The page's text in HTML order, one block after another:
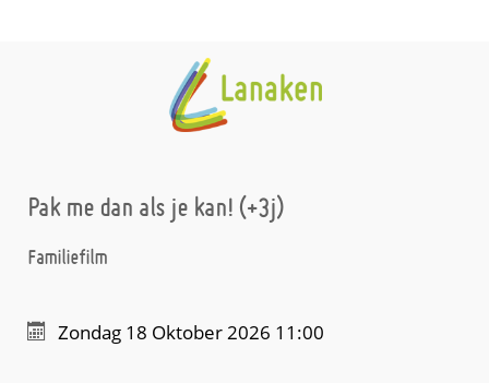
Pak me dan als je kan! (+3j)
Familiefilm
Zondag 18 Oktober 2026 11:00